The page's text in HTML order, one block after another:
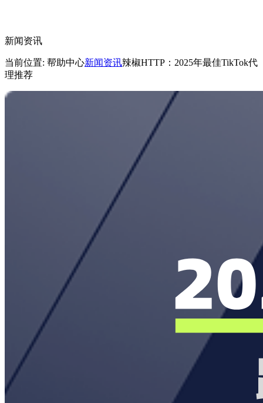
新闻资讯
当前位置: 帮助中心新闻资讯辣椒HTTP：2025年最佳TikTok代
理推荐